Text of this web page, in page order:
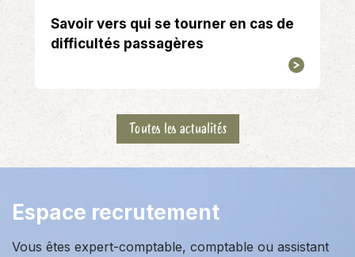
Savoir vers qui se tourner en cas de
difficultés passagères
Toutes les actualités
Espace recrutement
Vous êtes expert-comptable, comptable ou assistant